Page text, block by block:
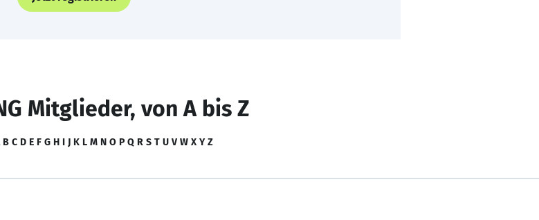
Mitglieder, von A bis Z
B C D E F G H I J K L M N O P Q R S T U V W X Y Z